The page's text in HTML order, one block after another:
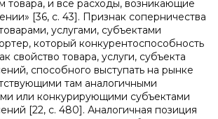
товара, и все расходы, возникающие
[36, с. 43]. Признак соперничества
услугами, субъектами
который конкурентоспособность
свойство товара, услуги, субъекта
способного выступать на рынке
там аналогичными
или конкурирующими субъектами
[22, с. 480]. Аналогичная позиция